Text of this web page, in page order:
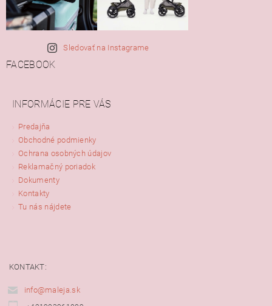
Sledovať na Instagrame
FACEBOOK
INFORMÁCIE PRE VÁS
Predajňa
Obchodné podmienky
Ochrana osobných údajov
Reklamačný poriadok
Dokumenty
Kontakty
Tu nás nájdete
KONTAKT:
info@maleja.sk